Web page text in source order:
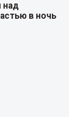
над
в ночь